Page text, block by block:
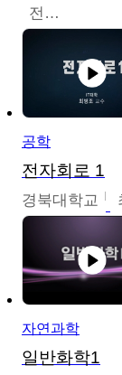
전병현
공학
전자회로 1
경북대학교
자연과학
일반화학1